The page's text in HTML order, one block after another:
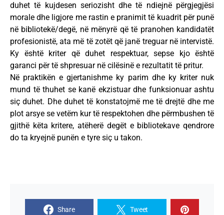
duhet të kujdesen seriozisht dhe të ndiejnë përgjegjësi
morale dhe ligjore me rastin e pranimit të kuadrit për punë
në bibliotekë/degë, në mënyrë që të pranohen kandidatët
profesionistë, ata më të zotët që janë treguar në intervistë.
Ky është kriter që duhet respektuar, sepse kjo është
garanci për të shpresuar në cilësinë e rezultatit të pritur.
Në praktikën e gjertanishme ky parim dhe ky kriter nuk
mund të thuhet se kanë ekzistuar dhe funksionuar ashtu
siç duhet. Dhe duhet të konstatojmë me të drejtë dhe me
plot arsye se vetëm kur të respektohen dhe përmbushen të
gjithë këta kritere, atëherë degët e bibliotekave qendrore
do ta kryejnë punën e tyre siç u takon.
Share Tweet